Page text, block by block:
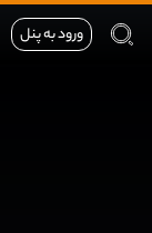
ورود به پنل